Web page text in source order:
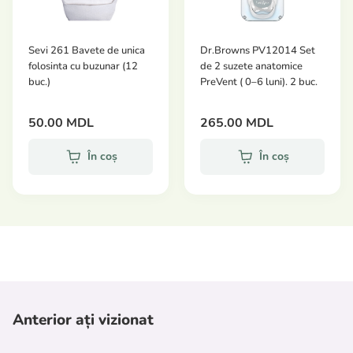
Vârsta recomandată:
Tip ambalaj:pungă moale (pouch)
Sevi 261 Bavete de unica
folosinta cu buzunar (12
buc.)
50.00 MDL
În coș
Dr.Browns PV12014 Set
de 2 suzete anatomice
PreVent ( 0–6 luni). 2 buc.
265.00 MDL
În coș
Anterior ați vizionat